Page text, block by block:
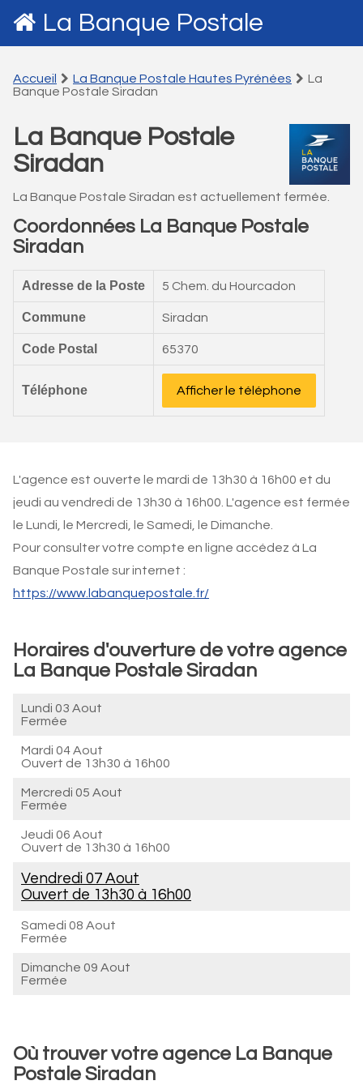
La Banque Postale
Accueil La Banque Postale Hautes Pyrénées
La
Banque Postale Siradan
La Banque Postale
Siradan
La Banque Postale Siradan est actuellement fermée.
Coordonnées La Banque Postale
Siradan
Adresse de la Poste 5 Chem. du Hourcadon
Commune Siradan
Code Postal 65370
Téléphone Afficher le téléphone
L'agence est ouverte le mardi de 13h30 à 16h00 et du
jeudi au vendredi de 13h30 à 16h00. L'agence est fermée
le Lundi, le Mercredi, le Samedi, le Dimanche.
Pour consulter votre compte en ligne accédez à La
Banque Postale sur internet :
https://www.labanquepostale.fr/
Horaires d'ouverture de votre agence
La Banque Postale Siradan
Lundi 03 Aout
Fermée
Mardi 04 Aout
Ouvert de 13h30 à 16h00
Mercredi 05 Aout
Fermée
Jeudi 06 Aout
Ouvert de 13h30 à 16h00
Vendredi 07 Aout
Ouvert de 13h30 à 16h00
Samedi 08 Aout
Fermée
Dimanche 09 Aout
Fermée
Où trouver votre agence La Banque
Postale Siradan